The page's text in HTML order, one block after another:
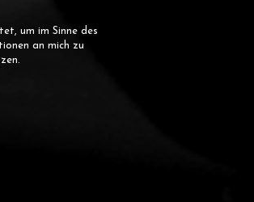
um im Sinne des
an mich zu